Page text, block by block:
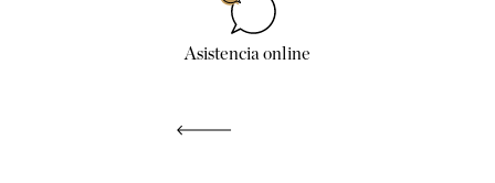
Asistencia online